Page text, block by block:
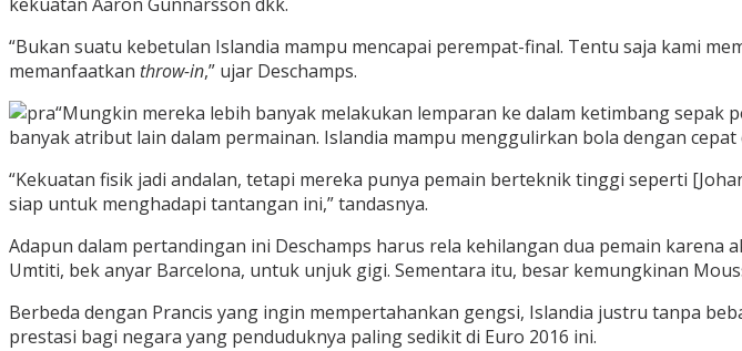
“Bukan suatu kebetulan Islandia mampu mencapai perempat-final. Tentu saja kami
memanfaatkan throw-in,” ujar Deschamps.
“Mungkin mereka lebih banyak melakukan lemparan ke dalam ketimbang
banyak atribut lain dalam permainan. Islandia mampu menggulirkan bola dengan cepat
“Kekuatan fisik jadi andalan, tetapi mereka punya pemain berteknik tinggi seperti
siap untuk menghadapi tantangan ini,” tandasnya.
Adapun dalam pertandingan ini Deschamps harus rela kehilangan dua pemain karena
Umtiti, bek anyar Barcelona, untuk unjuk gigi. Sementara itu, besar kemungkinan
Berbeda dengan Prancis yang ingin mempertahankan gengsi, Islandia justru tanpa
prestasi bagi negara yang penduduknya paling sedikit di Euro 2016 ini.